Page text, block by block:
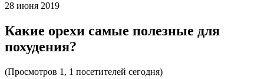
28 июня 2019
Какие орехи самые полезные для
похудения?
(Просмотров 1, 1 посетителей сегодня)